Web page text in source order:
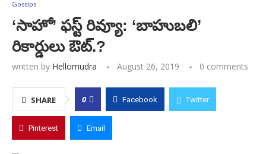
Gossips
‘సాహో’ ఫస్ట్‌ రివ్యూ: ‘బాహుబలి’
రికార్డులు ఔట్.?
written by Hellomudra August 26, 2019 0 comments
SHARE 0 Facebook Twitter
Pinterest Email